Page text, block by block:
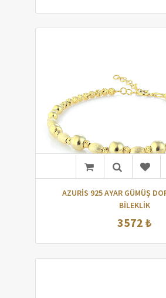
AZURİS 925 AYAR GÜMÜŞ
BİLEKLİK
3572 ₺